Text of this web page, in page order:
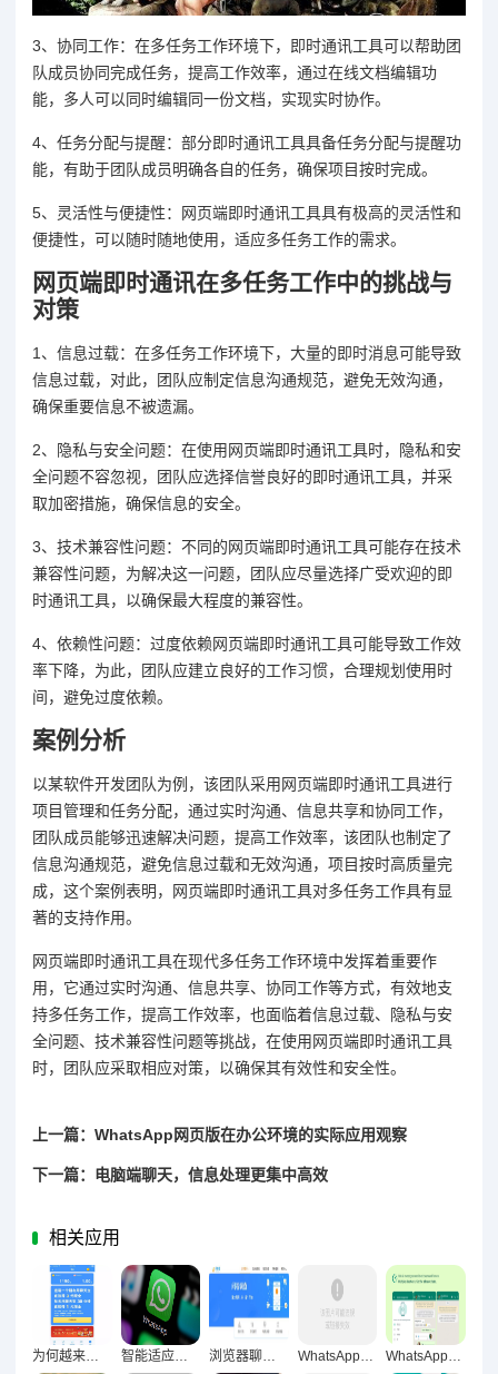
3、协同工作：在多任务工作环境下，即时通讯工具可以帮助团
队成员协同完成任务，提高工作效率，通过在线文档编辑功
能，多人可以同时编辑同一份文档，实现实时协作。
4、任务分配与提醒：部分即时通讯工具具备任务分配与提醒功
能，有助于团队成员明确各自的任务，确保项目按时完成。
5、灵活性与便捷性：网页端即时通讯工具具有极高的灵活性和
便捷性，可以随时随地使用，适应多任务工作的需求。
网页端即时通讯在多任务工作中的挑战与
对策
1、信息过载：在多任务工作环境下，大量的即时消息可能导致
信息过载，对此，团队应制定信息沟通规范，避免无效沟通，
确保重要信息不被遗漏。
2、隐私与安全问题：在使用网页端即时通讯工具时，隐私和安
全问题不容忽视，团队应选择信誉良好的即时通讯工具，并采
取加密措施，确保信息的安全。
3、技术兼容性问题：不同的网页端即时通讯工具可能存在技术
兼容性问题，为解决这一问题，团队应尽量选择广受欢迎的即
时通讯工具，以确保最大程度的兼容性。
4、依赖性问题：过度依赖网页端即时通讯工具可能导致工作效
率下降，为此，团队应建立良好的工作习惯，合理规划使用时
间，避免过度依赖。
案例分析
以某软件开发团队为例，该团队采用网页端即时通讯工具进行
项目管理和任务分配，通过实时沟通、信息共享和协同工作，
团队成员能够迅速解决问题，提高工作效率，该团队也制定了
信息沟通规范，避免信息过载和无效沟通，项目按时高质量完
成，这个案例表明，网页端即时通讯工具对多任务工作具有显
著的支持作用。
网页端即时通讯工具在现代多任务工作环境中发挥着重要作
用，它通过实时沟通、信息共享、协同工作等方式，有效地支
持多任务工作，提高工作效率，也面临着信息过载、隐私与安
全问题、技术兼容性问题等挑战，在使用网页端即时通讯工具
时，团队应采取相应对策，以确保其有效性和安全性。
上一篇：WhatsApp网页版在办公环境的实际应用观察
下一篇：电脑端聊天，信息处理更集中高效
相关应用
智能适应多维度节奏，WhatsApp网页版效率革新实践 WhatsApp网页版用户体验实录，便捷与痛点交织的全景反馈